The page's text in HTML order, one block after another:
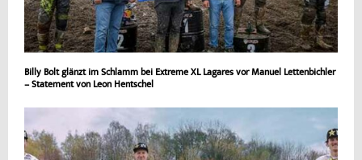
Billy Bolt glänzt im Schlamm bei Extreme XL Lagares vor Manuel Lettenbichler
– Statement von Leon Hentschel